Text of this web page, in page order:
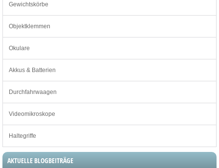
Gewichtskörbe
Objektklemmen
Okulare
Akkus & Batterien
Durchfahrwaagen
Videomikroskope
Haltegriffe
AKTUELLE BLOGBEITRÄGE